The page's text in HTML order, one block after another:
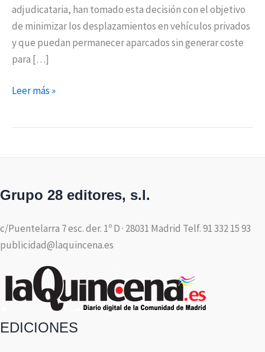
adjudicataria, han tomado esta decisión con el objetivo
de minimizar los desplazamientos en vehículos privados
y que puedan permanecer aparcados sin generar coste
para […]
Leer más »
Grupo 28 editores, s.l.
c/Puentelarra 7 esc. der. 1º D · 28031 Madrid Telf. 91 332 15 93
publicidad@laquincena.es
EDICIONES